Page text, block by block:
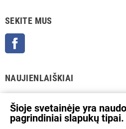
SEKITE MUS
NAUJIENLAIŠKIAI
Šioje svetainėje yra
pagrindiniai slapukų tipai.